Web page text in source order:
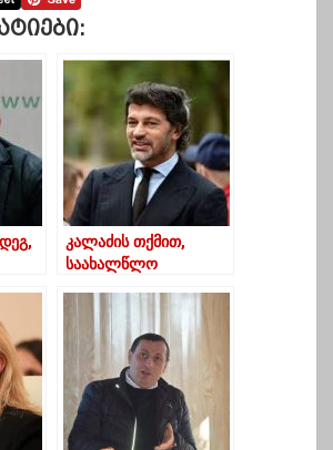
და
კალაძის თქმით,
საახალწლო
თანხა გაჭირვებულ
მოქალაქეებს
მოხმარდება